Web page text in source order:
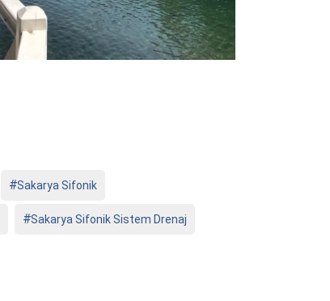
Sakarya Sifonik
Sakarya Sifonik Sistem Drenaj